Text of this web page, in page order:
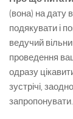
(вона) на дату
подякувати і
ведучий
проведення
одразу
зустрічі,
запропонувати.